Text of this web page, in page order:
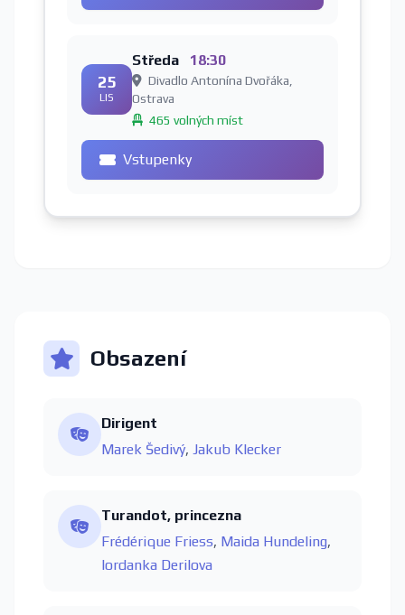
25
LIS
Středa 18:30
Divadlo Antonína Dvořáka,
Ostrava
465 volných míst
Vstupenky
Obsazení
Dirigent
Marek Šedivý, Jakub Klecker
Turandot, princezna
Frédérique Friess, Maida Hundeling,
Iordanka Derilova